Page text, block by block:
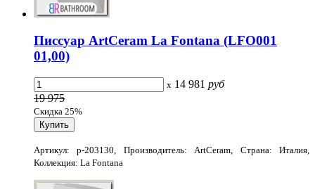
Писсуар ArtCeram La Fontana (LFO001
01,00)
x 14 981 руб
19 975
Скидка 25%
Артикул: p-203130, Производитель: ArtCeram, Страна: Италия,
Коллекция: La Fontana